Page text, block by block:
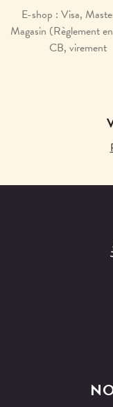
E-shop : Visa,
Magasin (Règlement
CB, virement